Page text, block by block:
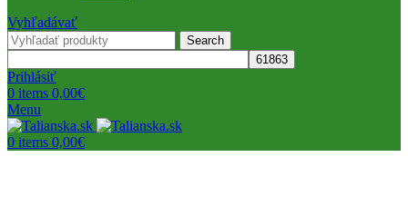
Vyhľadávať
Search
Prihlásiť
0 items 0,00€
Menu
0 items 0,00€